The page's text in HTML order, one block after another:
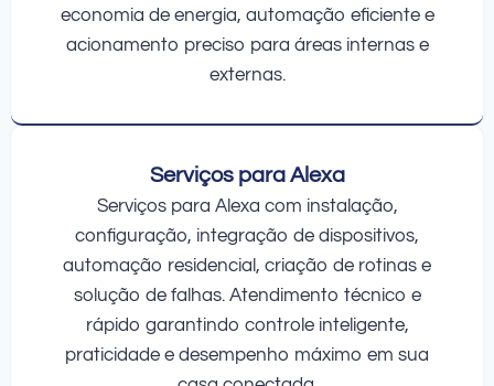
economia de energia, automação eficiente e
acionamento preciso para áreas internas e
externas.
Serviços para Alexa
Serviços para Alexa com instalação,
configuração, integração de dispositivos,
automação residencial, criação de rotinas e
solução de falhas. Atendimento técnico e
rápido garantindo controle inteligente,
praticidade e desempenho máximo em sua